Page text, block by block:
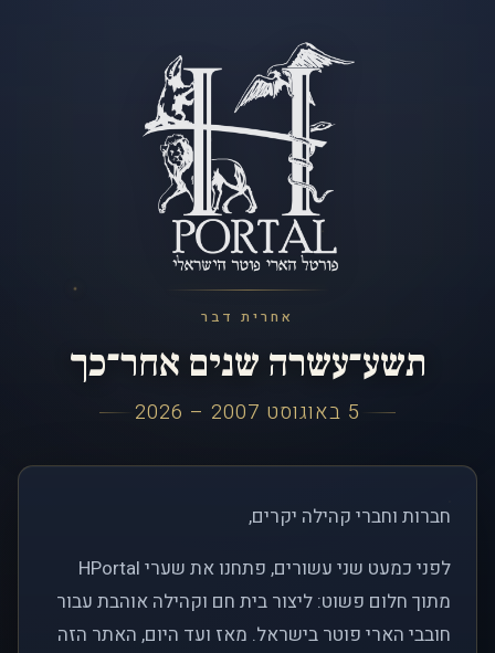
אחרית דבר
תשע־עשרה שנים אחר־כך
5 באוגוסט 2007 – 2026
חברות וחברי קהילה יקרים,
לפני כמעט שני עשורים, פתחנו את שערי HPortal
מתוך חלום פשוט: ליצור בית חם וקהילה אוהבת עבור
חובבי הארי פוטר בישראל. מאז ועד היום, האתר הזה